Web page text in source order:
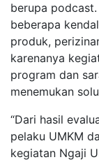
berupa
beberapa
produk,
karenanya
program dan
menemukan
“Dari hasil
pelaku UMKM
kegiatan Ngaji